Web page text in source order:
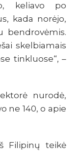
keliavo po
kada norėjo,
bendrovėmis.
skelbiamais
tinkluose“, –
nurodė,
ne 140, o apie
Filipinų teikė